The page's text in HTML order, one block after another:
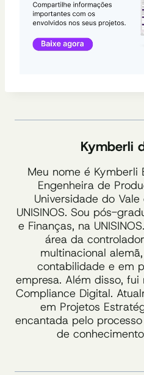
Kymberli
Meu nome é Kymberli
Engenheira de
Universidade do
UNISINOS. Sou pós-
e Finanças, na
área da
multinacional
contabilidade e em
empresa. Além disso,
Compliance Digital.
em Projetos
encantada pelo
de